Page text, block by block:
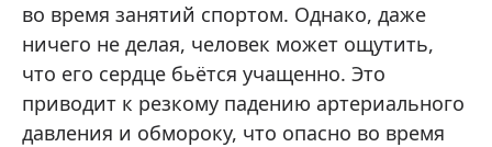
во время занятий спортом. Однако, даже
ничего не делая, человек может ощутить,
что его сердце бьётся учащенно. Это
приводит к резкому падению артериального
давления и обмороку, что опасно во время